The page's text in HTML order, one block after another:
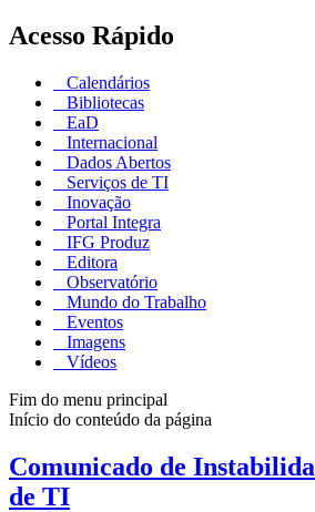
Acesso Rápido
Calendários
Bibliotecas
EaD
Internacional
Dados Abertos
Serviços de TI
Inovação
Portal Integra
IFG Produz
Editora
Observatório
Mundo do Trabalho
Eventos
Imagens
Vídeos
Fim do menu principal
Início do conteúdo da página
Comunicado de
de TI